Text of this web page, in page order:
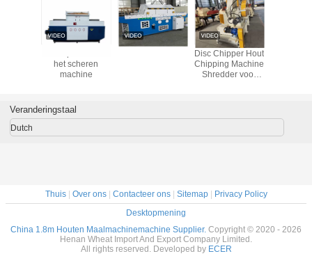
het scheren
machine
Disc Chipper Hout
Chipping Machine
Shredder voor
Veranderingstaal
Dutch
Thuis| Over ons| Contacteer ons| Sitemap|
Privacy Policy
Desktopmening
China 1.8m Houten Maalmachinemachine Supplier. Copyright © 2020 - 2026
Henan Wheat Import And Export Company Limited.
All rights reserved. Developed by ECER